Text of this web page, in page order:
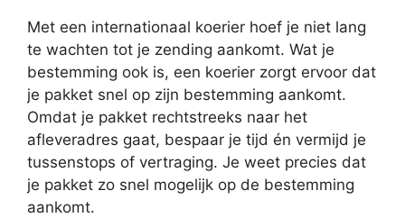
Met een internationaal koerier hoef je niet lang
te wachten tot je zending aankomt. Wat je
bestemming ook is, een koerier zorgt ervoor dat
je pakket snel op zijn bestemming aankomt.
Omdat je pakket rechtstreeks naar het
afleveradres gaat, bespaar je tijd én vermijd je
tussenstops of vertraging. Je weet precies dat
je pakket zo snel mogelijk op de bestemming
aankomt.